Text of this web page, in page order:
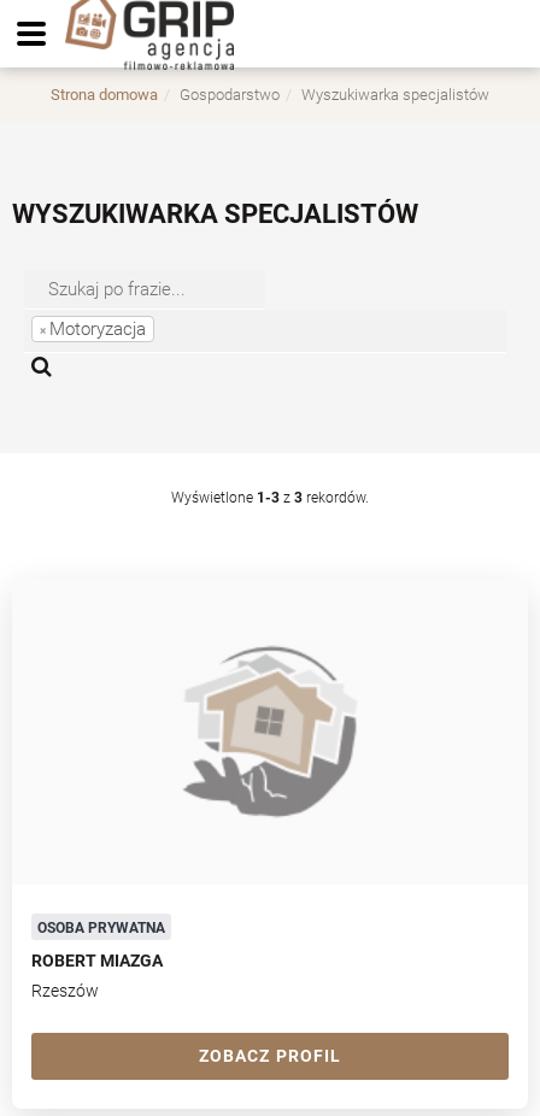
Strona domowa Gospodarstwo Wyszukiwarka specjalistów
WYSZUKIWARKA SPECJALISTÓW
× Motoryzacja
Wyświetlone 1-3 z 3 rekordów.
OSOBA PRYWATNA
ROBERT MIAZGA
Rzeszów
ZOBACZ PROFIL